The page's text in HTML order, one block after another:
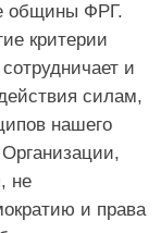
общины ФРГ.
критерии
и
силам,
нашего
не
и права